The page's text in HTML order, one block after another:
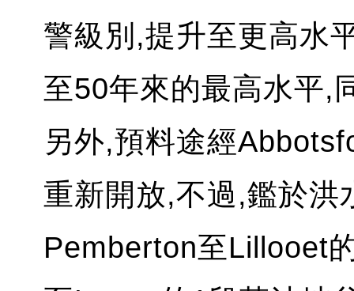
警級別,提升至更高水
至50年來的最高水平,
另外,預料途經
重新開放,不過,鑑於洪
Pemberton至Lillooet